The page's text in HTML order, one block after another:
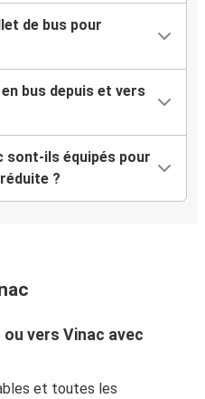
de bus pour
bus depuis et vers
sont-ils équipés pour
?
vers Vinac avec
et toutes les